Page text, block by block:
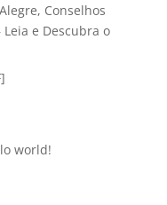
Conselhos
e Descubra o
world!